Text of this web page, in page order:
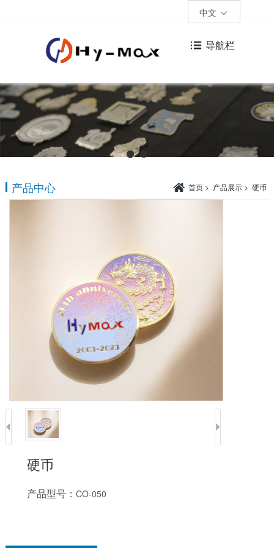
中文
导航栏
产品中心 首页 > 产品展示 > 硬币
硬币
产品型号：CO-050